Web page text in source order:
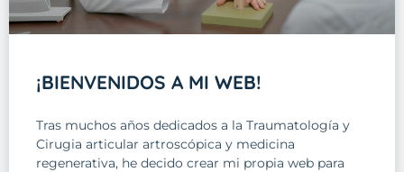
¡BIENVENIDOS A MI WEB!
Tras muchos años dedicados a la Traumatología y
Cirugia articular artroscópica y medicina
regenerativa, he decido crear mi propia web para